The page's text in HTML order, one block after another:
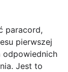
paracord,
pierwszej
odpowiednich
Jest to